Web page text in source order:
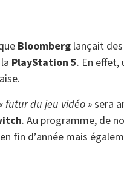
Bloomberg lançait
PlayStation 5. En
futur du jeu vidéo »sera
. Au programme, de
fin d’année mais